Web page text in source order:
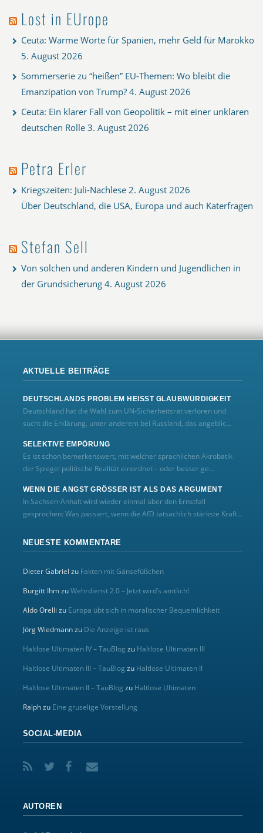
Lost in EUrope
Ceuta: Warme Worte für Spanien, mehr Geld für Marokko
5. August 2026
Sommerserie zu “heißen” EU-Themen: Wo bleibt die
Emanzipation von Trump? 4. August 2026
Ceuta: Ein klarer Fall von Geopolitik – mit einer unklaren
deutschen Rolle 3. August 2026
Petra Erler
Kriegszeiten: Juli-Nachlese 2. August 2026
Über Deutschland, die USA, Europa und auch Katerfragen
Stefan Sell
Von solchen und anderen Kindern und Jugendlichen in
der Grundsicherung 4. August 2026
AKTUELLE BEITRÄGE
DEUTSCHLANDS PROBLEM HEISST GLAUBWÜRDIGKEIT
Deutschland hat die Wahl zum UN‑Sicherheitsrat verloren und
sucht die Erklärung, unter anderem bei Russland, das angeblic...
SELEKTIVE EMPÖRUNG
Es ist schon bemerkenswert, mit welcher sprachlichen Akrobatik
der Spiegel politische Realität einordnet – oder besser ge...
WENN DIE ANGST GRÖSSER IST ALS DAS ARGUMENT
In Sachsen-Anhalt wird wieder einmal über den Ernstfall
gesprochen: Was passiert, wenn die AfD tatsächlich stärkste Kraft...
NEUESTE KOMMENTARE
Dieter Gabriel zu Fakten mit Gänsefüßchen
Burgitt IhmzuWehrdienst 2.0 – Jetzt wird’s amtlich!
Aldo Orelli zu Europa übt sich in moralischer Bequemlichkeit
Jörg Wiedmannzu Die Anzeige ist raus
Haltlose Ultimaten IV – TauBlog zu Haltlose Ultimaten III
Haltlose Ultimaten III – TauBlog zu Haltlose Ultimaten II
Haltlose Ultimaten II – TauBlog zu Haltlose Ultimaten
Ralphzu Eine gruselige Vorstellung
SOCIAL-MEDIA
AUTOREN